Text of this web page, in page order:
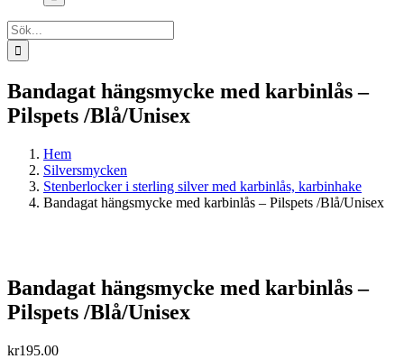
Sök
efter:
Bandagat hängsmycke med karbinlås –
Pilspets /Blå/Unisex
Hem
Silversmycken
Stenberlocker i sterling silver med karbinlås, karbinhake
Bandagat hängsmycke med karbinlås – Pilspets /Blå/Unisex
Bandagat hängsmycke med karbinlås –
Pilspets /Blå/Unisex
kr195.00